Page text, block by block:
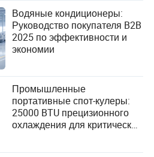
Водяные кондиционеры:
Руководство покупателя B2B
2025 по эффективности и
экономии
Промышленные
портативные спот-кулеры:
25000 BTU прецизионного
охлаждения для критически